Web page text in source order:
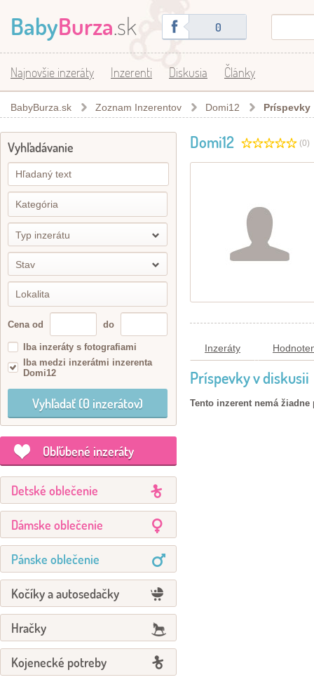
BabyBurza.sk 0
Najnovšie inzeráty Inzerenti Diskusia Články
BabyBurza.sk Zoznam Inzerentov Domi12 Príspevky
Vyhľadávanie
Typ inzerátu
Stav
Cena od do
Iba inzeráty s fotografiami
Iba medzi inzerátmi inzerenta
Domi12
Obľúbené inzeráty
Detské oblečenie
Dámske oblečenie
Pánske oblečenie
Kočíky a autosedačky
Hračky
Kojenecké potreby
Domi12 (0)
Inzeráty
Príspevky v diskusii
Tento inzerent nemá